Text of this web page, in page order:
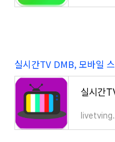
실시간TV DMB, 모바일